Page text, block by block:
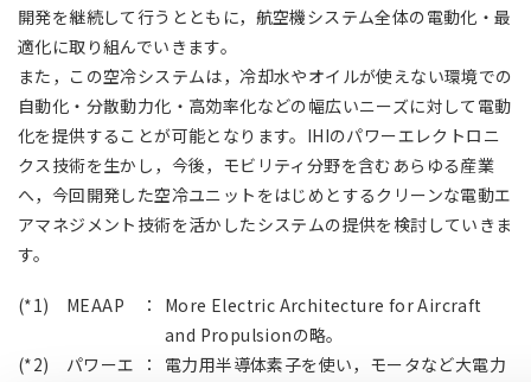
開発を継続して行うとともに，航空機システム全体の電動化・最
適化に取り組んでいきます。
また，この空冷システムは，冷却水やオイルが使えない環境での
自動化・分散動力化・高効率化などの幅広いニーズに対して電動
化を提供することが可能となります。IHIのパワーエレクトロニ
クス技術を生かし，今後，モビリティ分野を含むあらゆる産業
へ，今回開発した空冷ユニットをはじめとするクリーンな電動エ
アマネジメント技術を活かしたシステムの提供を検討していきま
す。
(*1) MEAAP ：
More Electric Architecture for Aircraft
and Propulsionの略。
(*2) パワーエ
： 電力用半導体素子を使い，モータなど大電力